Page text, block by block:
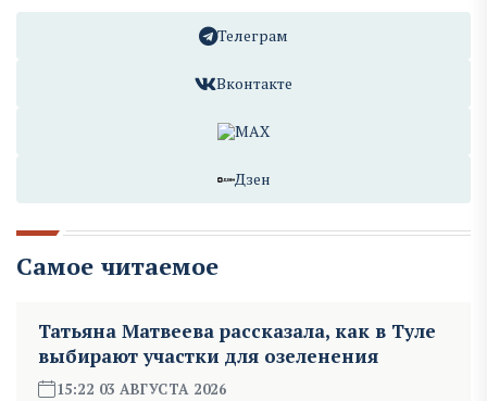
Телеграм
Вконтакте
MAX
Дзен
Самое читаемое
Татьяна Матвеева рассказала, как в Туле
выбирают участки для озеленения
15:22 03 АВГУСТА 2026